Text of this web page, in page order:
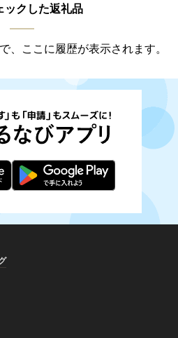
ックした返礼品
、ここに履歴が表示されます。